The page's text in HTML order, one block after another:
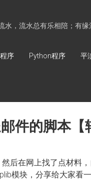
，流水总有乐相陪；有缘
序 Python程序 平
件的脚本【
后在网上找了点材料
模块，分享给大家看一